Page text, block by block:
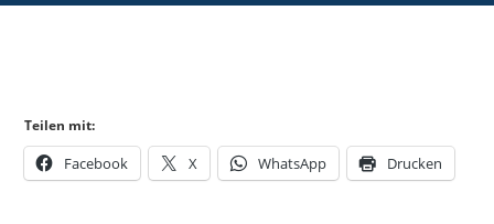
Teilen mit:
Facebook X WhatsApp Drucken